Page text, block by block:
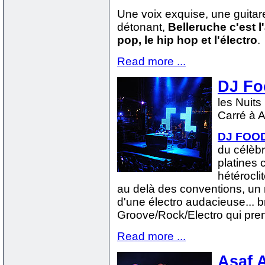
Une voix exquise, une
détonant, Belleruche c'est
pop, le hip hop et l'électro.
Read more ...
DJ
les
Carré à
DJ
du
platines
au delà des conventions,
d'une électro audacieuse...
Groove/Rock/Electro qui
Read more ...
Asaf